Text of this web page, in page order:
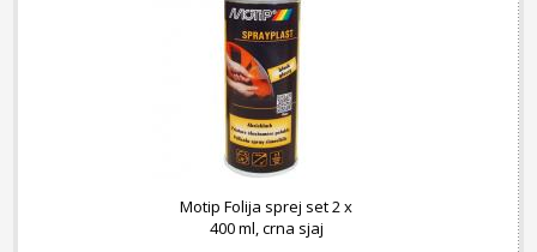
Motip Folija sprej set 2 x
400 ml, crna sjaj